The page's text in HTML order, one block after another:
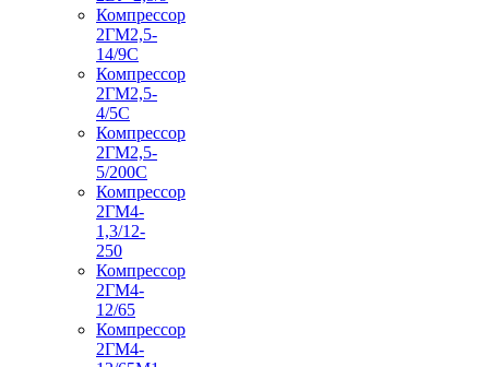
Компрессор
2ГМ2,5-
14/9С
Компрессор
2ГМ2,5-
4/5С
Компрессор
2ГМ2,5-
5/200С
Компрессор
2ГМ4-
1,3/12-
250
Компрессор
2ГМ4-
12/65
Компрессор
2ГМ4-